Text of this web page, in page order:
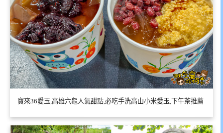
寶來36愛玉,高雄六龜人氣甜點,必吃手洗高山小米愛玉,下午茶推薦